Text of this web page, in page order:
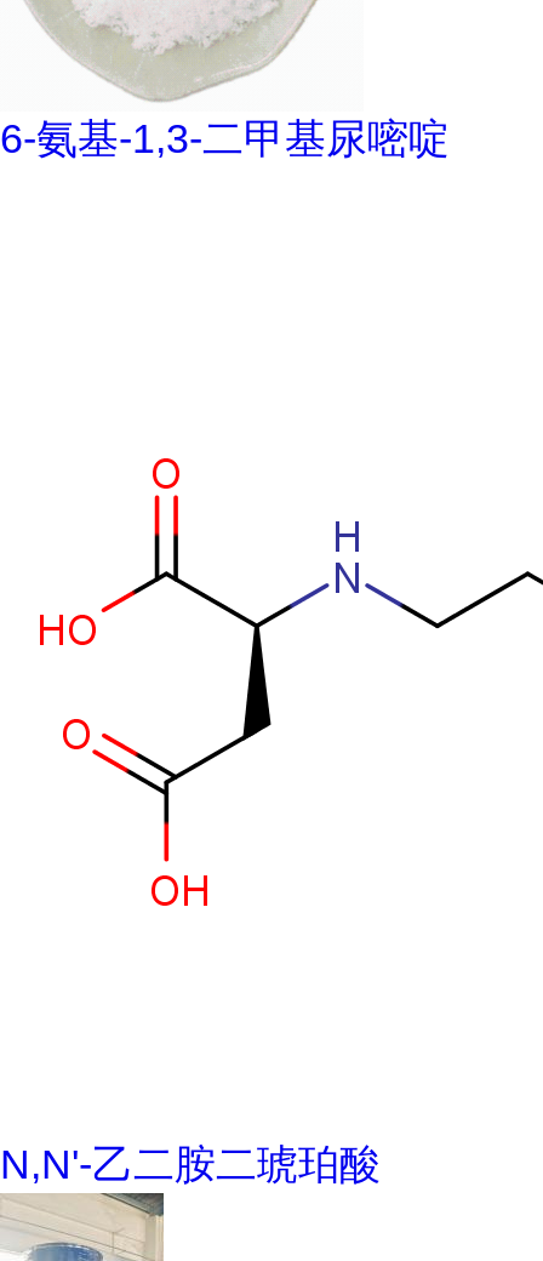
6-氨基-1,3-二甲基尿嘧啶
N,N'-乙二胺二琥珀酸